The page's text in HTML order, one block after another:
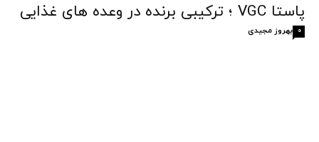
پاستا VGC ؛ ترکیبی برنده در وعده های غذایی
بهروز مجیدی 0